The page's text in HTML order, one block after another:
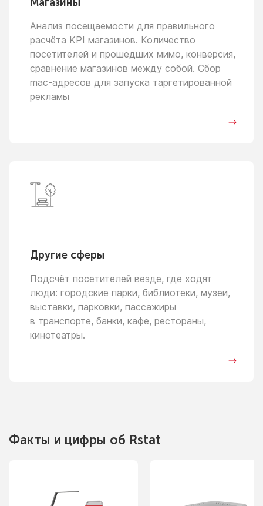
Анализ посещаемости для правильного
расчёта KPI магазинов. Количество
посетителей и прошедших мимо, конверсия,
сравнение магазинов между собой. Сбор
mac-адресов для запуска таргетированной
рекламы
Другие сферы
Подсчёт посетителей везде, где ходят
люди: городские парки, библиотеки, музеи,
выставки, парковки, пассажиры
в транспорте, банки, кафе, рестораны,
кинотеатры.
Факты и цифры об Rstat